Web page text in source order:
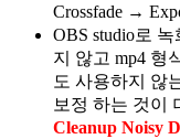
Crossfade →
OBS studio로
지 않고 mp4 형
도 사용하지 않
보정 하는 것이
Cleanup Noisy